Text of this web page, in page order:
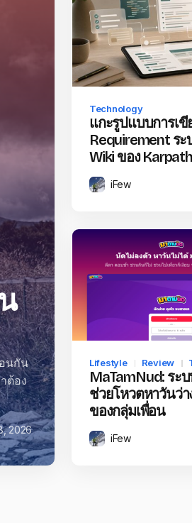
นกัน
ต้อง
2026
Technology
แกะรูปแบบการเขี
Requirement ระ
Wiki ของ
iFew
Lifestyle Review
MaTamNud: ระ
ช่วยโหวตหาวันว่า
ของกลุ่มเพื่อน
iFew